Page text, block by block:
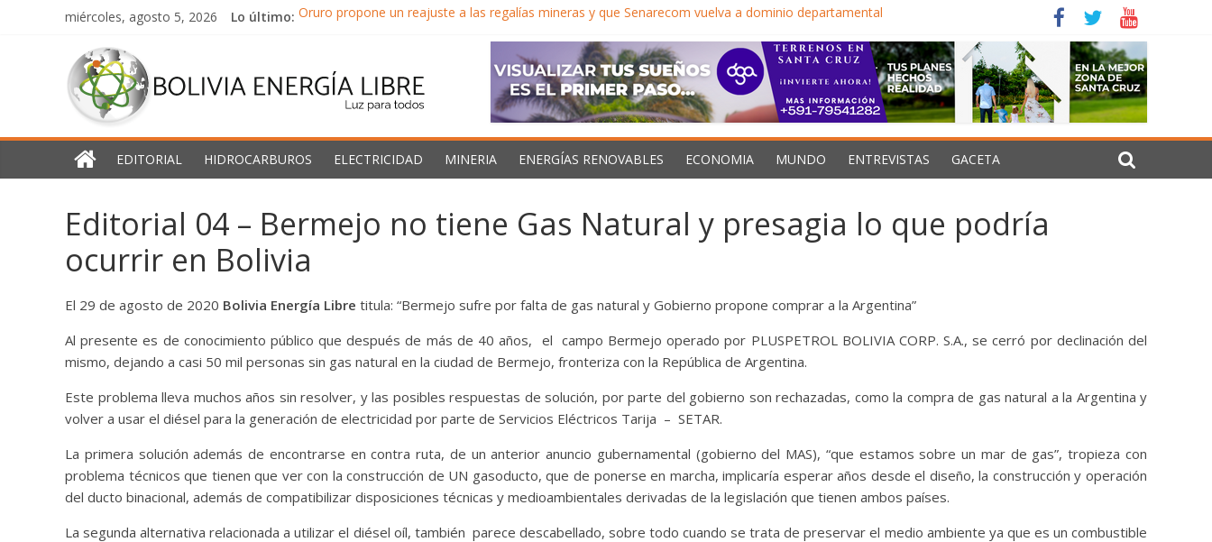
miércoles, agosto 5, 2026 Lo último: Oruro propone un reajuste a las regalías mineras y que Senarecom vuelva a dominio departamental
Chile aprueba reforma económica para impulsar inversión minera y Bolivia no acelera decisiones estructurales
La fuga de minerales llega al 40% en Oruro y el Gobernador exige al gobierno descentralizar Senarecom
América Latina y el Caribe proveedores confiables de hidrocarburos en medio de vientos de guerra en Oriente Medio
Bolivia
Energía
Libre
para
EDITORIAL HIDROCARBUROS ELECTRICIDAD MINERIA ENERGÍAS RENOVABLES ECONOMIA MUNDO ENTREVISTAS GACETA
Editorial 04 – Bermejo no tiene Gas Natural y presagia lo que podría
ocurrir en Bolivia
El 29 de agosto de 2020 Bolivia Energía Libre titula: “Bermejo sufre por falta de gas natural y Gobierno propone comprar a la Argentina”
Al presente es de conocimiento público que después de más de 40 años, el campo Bermejo operado por PLUSPETROL BOLIVIA CORP. S.A., se cerró por declinación del
mismo, dejando a casi 50 mil personas sin gas natural en la ciudad de Bermejo, fronteriza con la República de Argentina.
Este problema lleva muchos años sin resolver, y las posibles respuestas de solución, por parte del gobierno son rechazadas, como la compra de gas natural a la Argentina y
volver a usar el diésel para la generación de electricidad por parte de Servicios Eléctricos Tarija – SETAR.
La primera solución además de encontrarse en contra ruta, de un anterior anuncio gubernamental (gobierno del MAS), “que estamos sobre un mar de gas”, tropieza con
problema técnicos que tienen que ver con la construcción de UN gasoducto, que de ponerse en marcha, implicaría esperar años desde el diseño, la construcción y operación
del ducto binacional, además de compatibilizar disposiciones técnicas y medioambientales derivadas de la legislación que tienen ambos países.
La segunda alternativa relacionada a utilizar el diésel oíl, también parece descabellado, sobre todo cuando se trata de preservar el medio ambiente ya que es un combustible